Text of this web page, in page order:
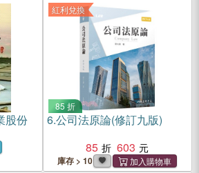
股份
紅利兌換
85 折
6.公司法原論(修訂九版)
85
603
庫存 > 10